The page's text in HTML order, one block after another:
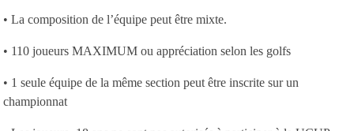
• La composition de l’équipe peut être mixte.
• 110 joueurs MAXIMUM ou appréciation selon les golfs
• 1 seule équipe de la même section peut être inscrite sur un
championnat